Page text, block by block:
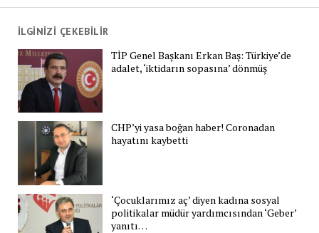
İLGİNİZİ ÇEKEBİLİR
TİP Genel Başkanı Erkan Baş: Türkiye’de
adalet, ‘iktidarın sopasına’ dönmüş
CHP’yi yasa boğan haber! Coronadan
hayatını kaybetti
‘Çocuklarımız aç’ diyen kadına sosyal
politikalar müdür yardımcısından ‘Geber’
yanıtı…